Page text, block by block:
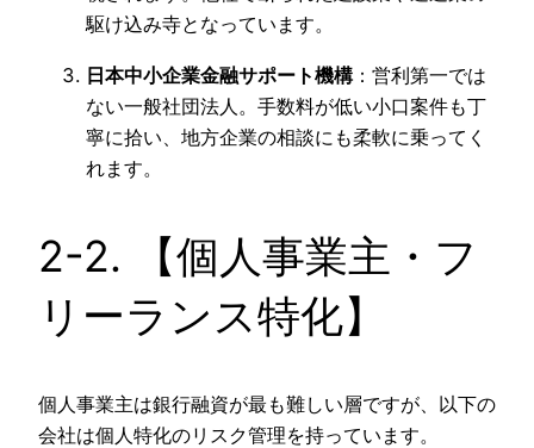
駆け込み寺となっています。
日本中小企業金融サポート機構：営利第一では
ない一般社団法人。手数料が低い小口案件も丁
寧に拾い、地方企業の相談にも柔軟に乗ってく
れます。
2-2. 【個人事業主・フ
リーランス特化】
個人事業主は銀行融資が最も難しい層ですが、以下の
会社は個人特化のリスク管理を持っています。